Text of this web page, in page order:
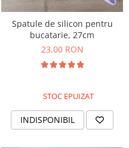
Spatule de silicon pentru
bucatarie, 27cm
23,00 RON
STOC EPUIZAT
INDISPONIBIL